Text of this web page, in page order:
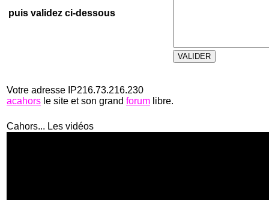
puis validez ci-dessous
Votre adresse IP216.73.216.230
acahors le site et son grand forum libre.
Cahors... Les vidéos